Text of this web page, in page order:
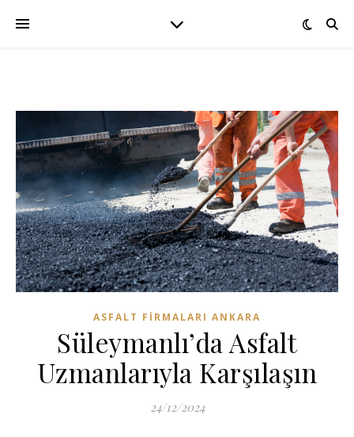
ASFALT FIRMALARI ANKARA
Süleymanlı’da Asfalt
Uzmanlarıyla Karşılaşın
24/12/2024